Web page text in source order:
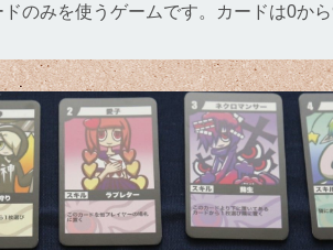
のみを使うゲームです。カードは0か